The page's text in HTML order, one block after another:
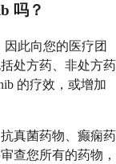
吗？
此向您的医疗团
处方药、非处方药
的疗效，或增加
真菌药物、癫痫药
查您所有的药物，